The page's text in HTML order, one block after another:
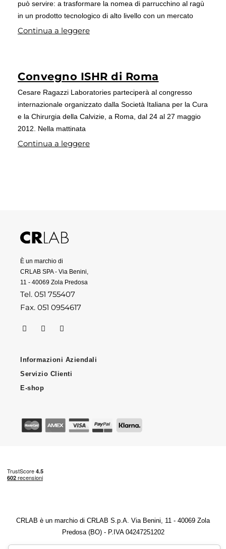
può servire: a trasformare la nomea di parrucchino al ragù
in un prodotto tecnologico di alto livello con un mercato
Continua a leggere
Convegno ISHR di Roma
Cesare Ragazzi Laboratories parteciperà al congresso
internazionale organizzato dalla Società Italiana per la Cura
e la Chirurgia della Calvizie, a Roma, dal 24 al 27 maggio
2012. Nella mattinata
Continua a leggere
È un marchio di
CRLAB SPA - Via Benini,
11 - 40069 Zola Predosa
Tel. 051 755407
Fax. 051 0954617
Informazioni Aziendali
Servizio Clienti
E-shop
CRLAB è un marchio di CRLAB S.p.A. Via Benini, 11 - 40069 Zola
Predosa (BO) - P.IVA 04247251202